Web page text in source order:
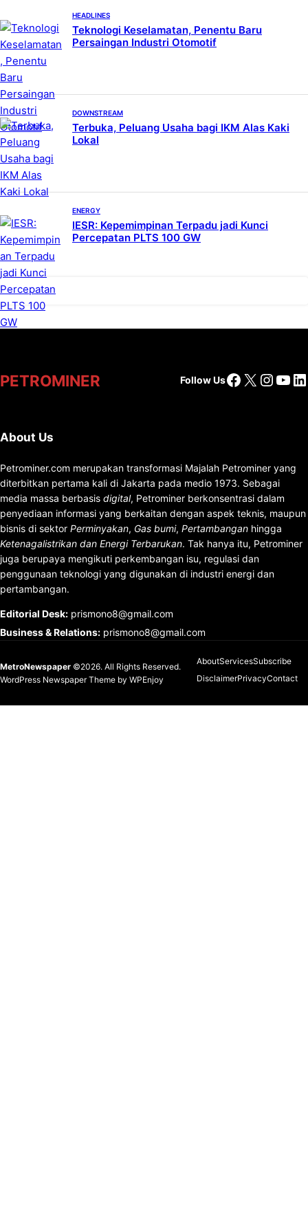
HEADLINES
Teknologi Keselamatan, Penentu Baru
Persaingan Industri Otomotif
DOWNSTREAM
Terbuka, Peluang Usaha bagi IKM Alas Kaki
Lokal
ENERGY
IESR: Kepemimpinan Terpadu jadi Kunci
Percepatan PLTS 100 GW
PETROMINER Follow UsFacebook
X
About Us
Petrominer.com merupakan transformasi Majalah Petrominer yang
diterbitkan pertama kali di Jakarta pada medio 1973. Sebagai
media massa berbasis digital, Petrominer berkonsentrasi dalam
penyediaan informasi yang berkaitan dengan aspek teknis, maupun
bisnis di sektor Perminyakan, Gas bumi, Pertambangan hingga
Ketenagalistrikan dan Energi Terbarukan. Tak hanya itu, Petrominer
juga berupaya mengikuti perkembangan isu, regulasi dan
penggunaan teknologi yang digunakan di industri energi dan
pertambangan.
Editorial Desk: prismono8@gmail.com
Business & Relations: prismono8@gmail.com
MetroNewspaper ©2026. All Rights Reserved.
WordPress Newspaper Theme by WPEnjoy
AboutServicesSubscribe
DisclaimerPrivacyContact